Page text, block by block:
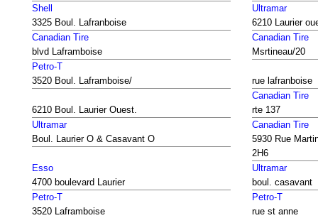
Shell
3325 Boul. Lafranboise
Ultramar
6210 Laurier
Canadian Tire
blvd Laframboise
Canadian Tire
Msrtineau/20
Petro-T
3520 Boul. Laframboise/
rue lafranboise
6210 Boul. Laurier Ouest.
Canadian Tire
rte 137
Ultramar
Boul. Laurier O & Casavant O
Canadian Tire
5930 Rue
2H6
Esso
4700 boulevard Laurier
Ultramar
boul. casavant
Petro-T
3520 Laframboise
Petro-T
rue st anne